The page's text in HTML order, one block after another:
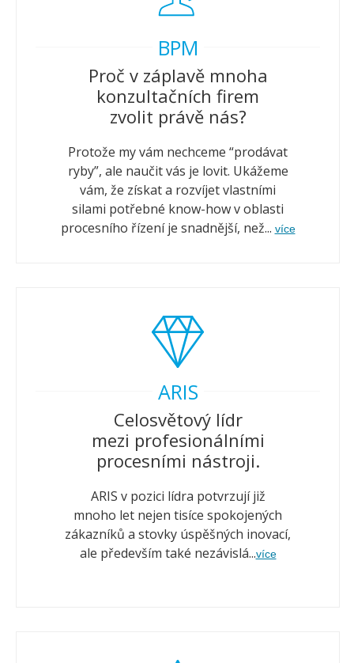
BPM
Proč v záplavě mnoha
konzultačních firem
zvolit právě nás?
Protože my vám nechceme “prodávat
ryby”, ale naučit vás je lovit. Ukážeme
vám, že získat a rozvíjet vlastními
silami potřebné know-how v oblasti
procesního řízení je snadnější, než... více
ARIS
Celosvětový lídr
mezi profesionálními
procesními nástroji.
ARIS v pozici lídra potvrzují již
mnoho let nejen tisíce spokojených
zákazníků a stovky úspěšných inovací,
ale především také nezávislá...více